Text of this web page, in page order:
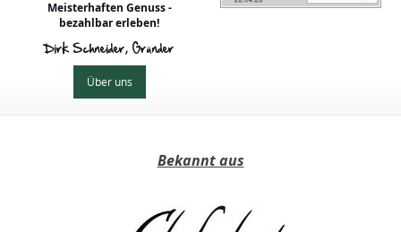
Meisterhaften Genuss -
bezahlbar erleben!
Dirk Schneider, Gründer
Über uns
Bekannt aus